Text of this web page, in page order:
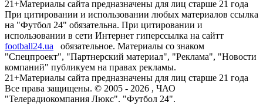
21+Материалы сайта предназначены для лиц старше 21 года
При цитировании и использовании любых материалов ссылка
на "Футбол 24" обязательна. При цитировании и
использовании в сети Интернет гиперссылка на сайтт
football24.ua
обязательное. Материалы со знаком
"Спецпроект", "Партнерский материал", "Реклама", "Новости
компаний" публикуем на правах рекламы.
21+Материалы сайта предназначены для лиц старше 21 года
Все права защищены. © 2005 - 2026 , ЧАО
"Телерадиокомпания Люкс". "Футбол 24".